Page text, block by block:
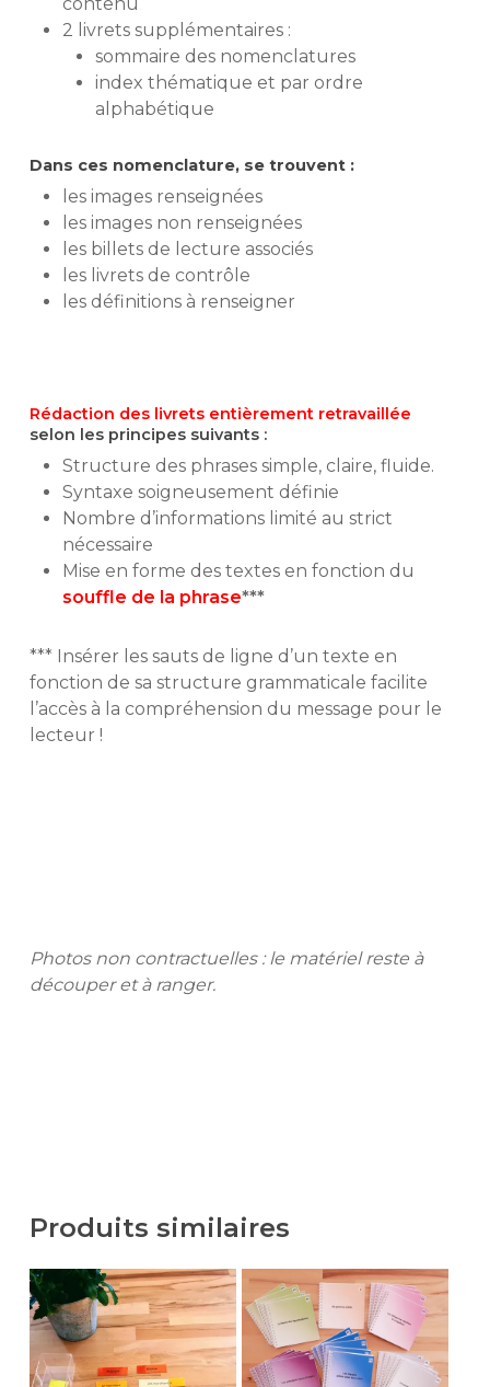
2 livrets supplémentaires :
sommaire des nomenclatures
index thématique et par ordre
alphabétique
Dans ces nomenclature, se trouvent :
les images renseignées
les images non renseignées
les billets de lecture associés
les livrets de contrôle
les définitions à renseigner
Rédaction des livrets entièrement retravaillée
selon les principes suivants :
Structure des phrases simple, claire, fluide.
Syntaxe soigneusement définie
Nombre d’informations limité au strict
nécessaire
Mise en forme des textes en fonction du
souffle de la phrase***
*** Insérer les sauts de ligne d’un texte en
fonction de sa structure grammaticale facilite
l’accès à la compréhension du message pour le
lecteur !
Photos non contractuelles : le matériel reste à
découper et à ranger.
Produits similaires